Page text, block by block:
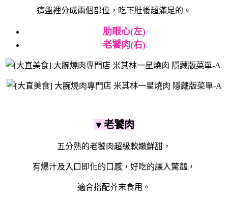
這盤裡分成兩個部位，吃下肚後超滿足的。
肋眼心(左)
老饕肉(右)
▼老饕肉
五分熟的老饕肉超級軟嫩鮮甜，
有爆汁及入口即化的口感，好吃的讓人驚豔，
適合搭配芥末食用。